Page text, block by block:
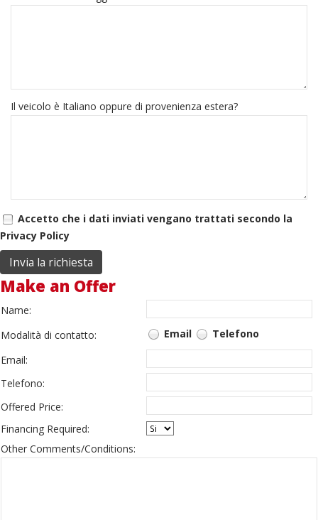
Il veicolo è Italiano oppure di provenienza estera?
Accetto che i dati inviati vengano trattati secondo la
Privacy Policy
Make an Offer
Name:
Modalità di contatto:
Email
Telefono
Email:
Telefono:
Offered Price:
Financing Required:
Other Comments/Conditions: